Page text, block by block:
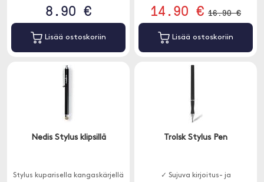
8.90 €
Lisää ostoskoriin
14.90 € 16.90 €
Lisää ostoskoriin
Nedis Stylus klipsillä
Stylus kuparisella kangaskärjellä
Trolsk Stylus Pen
✓ Sujuva kirjoitus- ja